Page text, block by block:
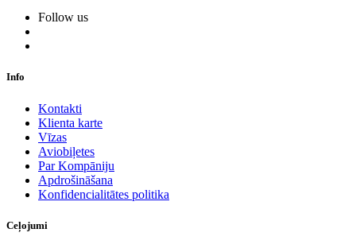
Follow us
Info
Kontakti
Klienta karte
Vīzas
Aviobiļetes
Par Kompāniju
Apdrošināšana
Konfidencialitātes politika
Ceļojumi